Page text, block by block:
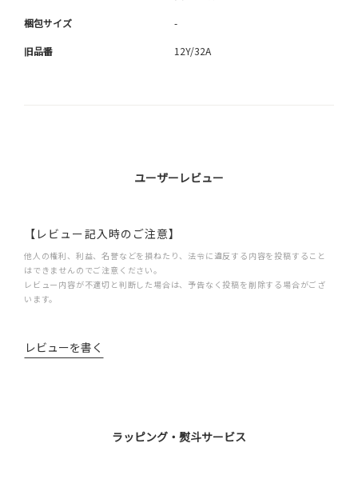
梱包サイズ -
旧品番 12Y/32A
ユーザーレビュー
【レビュー記入時のご注意】
他人の権利、利益、名誉などを損ねたり、法令に違反する内容を投稿すること
はできませんのでご注意ください。
レビュー内容が不適切と判断した場合は、予告なく投稿を削除する場合がござ
います。
レビューを書く
ラッピング・熨斗サービス